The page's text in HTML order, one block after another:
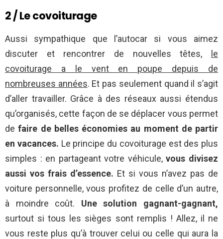
2 / Lecovoiturage
Aussi sympathique que l’autocar si vous aimez
discuter et rencontrer de nouvelles têtes, le
covoiturage a le vent en poupe depuis de
nombreuses années. Et pas seulement quand il s’agit
d’aller travailler. Grâce à des réseaux aussi étendus
qu’organisés, cette façon de se déplacer vous permet
de faire de belles économies au moment de partir
en vacances. Le principe du covoiturage est des plus
simples : en partageant votre véhicule,vous divisez
aussi vos frais d’essence. Et si vous n’avez pas de
voiture personnelle, vous profitez de celle d’un autre,
à moindre coût. Une solution gagnant-gagnant,
surtout si tous les sièges sont remplis ! Allez, il ne
vous reste plus qu’à trouver celui ou celle qui aura la